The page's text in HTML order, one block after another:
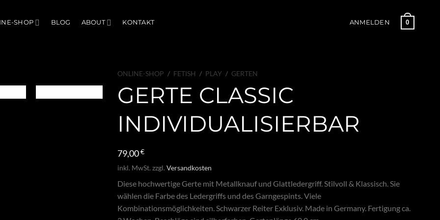
SHOP BLOG ABOUT KONTAKT ANMELDEN 0
ONLINE-SHOP / FETISH / PLAY / GERTEN
GERTE CLASSIC
INDIVIDUALISIERBAR
79,00€
inkl. MwSt. zzgl. Versandkosten
Diese hochwertige Gerte mit Metallknauf und Glattledergriff. Stilvoll & Klassisch. Sie
wählen die Farbe des Ledergriffs und des Garngespints. Viele
Kombinationsmöglichkeiten. Schwarzer Reiter Exklusiv. Made in Germany. Fertigung ca.